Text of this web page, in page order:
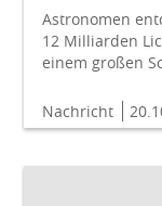
Astronomen
12 Milliarden
einem großen
Nachricht